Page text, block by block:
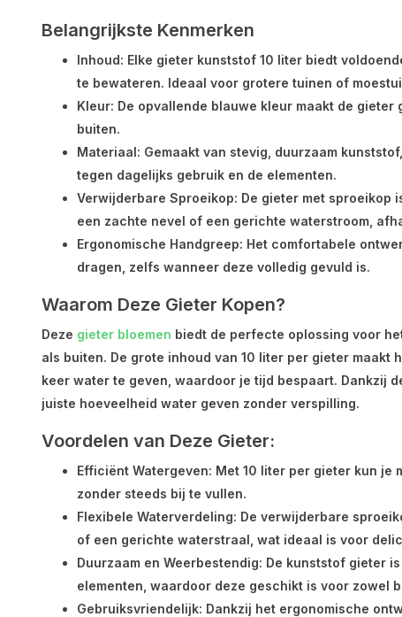
Belangrijkste Kenmerken
Inhoud: Elke gieter kunststof 10 liter biedt
te bewateren. Ideaal voor grotere tuinen of
Kleur: De opvallende blauwe kleur maakt de
buiten.
Materiaal: Gemaakt van stevig, duurzaam
tegen dagelijks gebruik en de elementen.
Verwijderbare Sproeikop: De gieter met sproeikop
een zachte nevel of een gerichte waterstroom,
Ergonomische Handgreep: Het comfortabele
dragen, zelfs wanneer deze volledig gevuld is.
Waarom Deze Gieter Kopen?
Deze gieter bloemen biedt de perfecte oplossing voor
als buiten. De grote inhoud van 10 liter per gieter maakt
keer water te geven, waardoor je tijd bespaart. Dankzij
juiste hoeveelheid water geven zonder verspilling.
Voordelen van Deze Gieter:
Efficiënt Watergeven: Met 10 liter per gieter kun je
zonder steeds bij te vullen.
Flexibele Waterverdeling: De verwijderbare
of een gerichte waterstraal, wat ideaal is voor
Duurzaam en Weerbestendig: De kunststof gieter
elementen, waardoor deze geschikt is voor zowel
Gebruiksvriendelijk: Dankzij het ergonomische